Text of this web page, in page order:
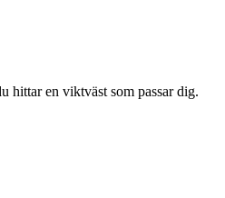
hittar en viktväst som passar dig.